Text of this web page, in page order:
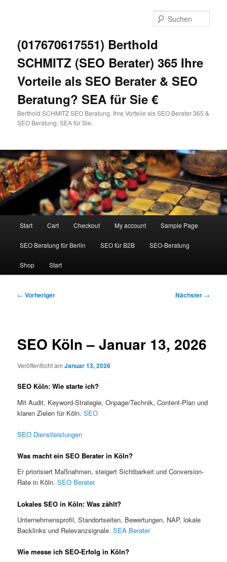
(017670617551) Berthold
SCHMITZ (SEO Berater) 365 Ihre
Vorteile als SEO Berater & SEO
Beratung? SEA für Sie €
Berthold SCHMITZ SEO Beratung, Ihre Vorteile als SEO Berater 365 &
SEO Beratung. SEA für Sie.
Start Cart Checkout My account Sample Page
SEO Beratung für Berlin SEO für B2B SEO-Beratung
Shop Start
Beitragsnavigation
← Vorheriger Nächster →
SEO Köln – Januar 13, 2026
Veröffentlicht amJanuar 13, 2026
SEO Köln: Wie starte ich?
Mit Audit, Keyword-Strategie, Onpage/Technik, Content-Plan und
klaren Zielen für Köln.SEO
SEO Dienstleistungen
Was macht ein SEO Berater in Köln?
Er priorisiert Maßnahmen, steigert Sichtbarkeit und Conversion-
Rate in Köln.SEO Berater
Lokales SEO in Köln: Was zählt?
Unternehmensprofil, Standortseiten, Bewertungen, NAP, lokale
Backlinks und Relevanzsignale.SEA Berater
Wie messe ich SEO-Erfolg in Köln?